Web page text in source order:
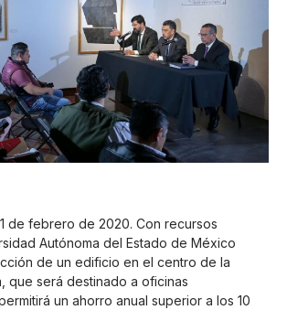
de febrero de 2020. Con recursos
Autónoma del Estado de México
de un edificio en el centro de la
que será destinado a oficinas
un ahorro anual superior a los 10